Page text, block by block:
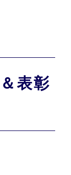
表彰